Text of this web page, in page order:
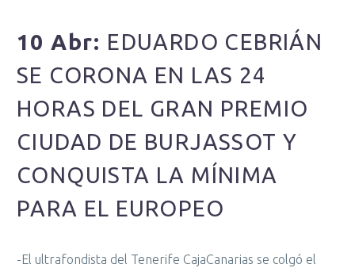
10 Abr: EDUARDO CEBRIÁN
SE CORONA EN LAS 24
HORAS DEL GRAN PREMIO
CIUDAD DE BURJASSOT Y
CONQUISTA LA MÍNIMA
PARA EL EUROPEO
-El ultrafondista del Tenerife CajaCanarias se colgó el